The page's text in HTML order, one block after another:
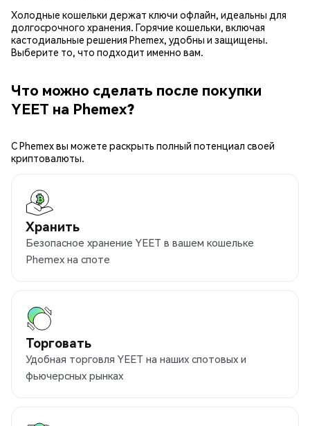
Холодные кошельки держат ключи офлайн, идеальны для
долгосрочного хранения. Горячие кошельки, включая
кастодиальные решения Phemex, удобны и защищены.
Выберите то, что подходит именно вам.
Что можно сделать после покупки
YEET на Phemex?
С Phemex вы можете раскрыть полный потенциал своей
криптовалюты.
Хранить
Безопасное хранение YEET в вашем кошельке
Phemex на споте
Торговать
Удобная торговля YEET на наших спотовых и
фьючерсных рынках